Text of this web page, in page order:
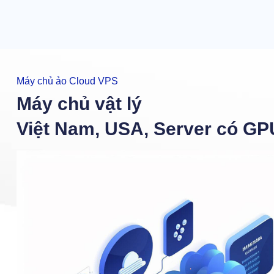
Máy chủ ảo Cloud VPS
Máy chủ vật lý
Việt Nam, USA, Server có